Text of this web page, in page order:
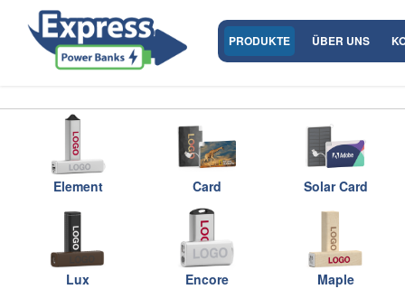
PRODUKTE ÜBER UNS
Element Card Solar Card
Lux Encore Maple